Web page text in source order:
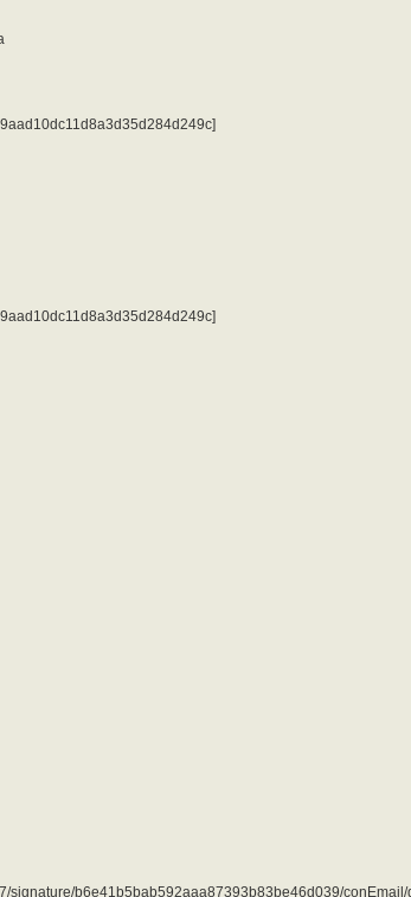
signature/b6e41b5bab592aaa87393b83be46d039/